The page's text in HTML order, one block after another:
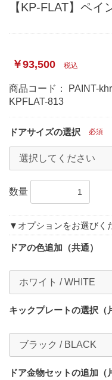
【KP-FLAT】ペイ
￥93,500 税込
商品コード：
PAINT-
KPFLAT-813
ドアサイズの選択 必須
数量
▼オプションをお選びく
ドアの色追加（共通）
キックプレートの選択（
ドア金物セットの追加（